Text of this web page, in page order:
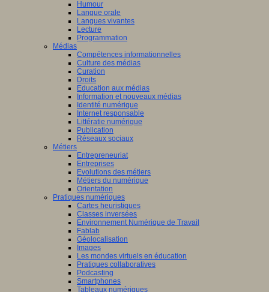
Humour
Langue orale
Langues vivantes
Lecture
Programmation
Médias
Compétences informationnelles
Culture des médias
Curation
Droits
Education aux médias
Information et nouveaux médias
Identité numérique
Internet responsable
Littératie numérique
Publication
Réseaux sociaux
Métiers
Entrepreneuriat
Entreprises
Evolutions des métiers
Métiers du numérique
Orientation
Pratiques numériques
Cartes heuristiques
Classes inversées
Environnement Numérique de Travail
Fablab
Géolocalisation
Images
Les mondes virtuels en éducation
Pratiques collaboratives
Podcasting
Smartphones
Tableaux numériques